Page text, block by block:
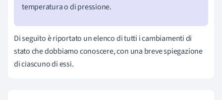
temperatura o di pressione.
Di seguito è riportato un elenco di tutti i cambiamenti di
stato che dobbiamo conoscere, con una breve spiegazione
di ciascuno di essi.